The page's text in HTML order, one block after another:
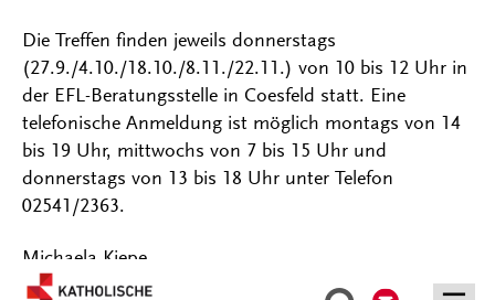
Die Treffen finden jeweils donnerstags
(27.9./4.10./18.10./8.11./22.11.) von 10 bis 12 Uhr in
der EFL-Beratungsstelle in Coesfeld statt. Eine
telefonische Anmeldung ist möglich montags von 14
bis 19 Uhr, mittwochs von 7 bis 15 Uhr und
donnerstags von 13 bis 18 Uhr unter Telefon
02541/2363.
Michaela Kiepe